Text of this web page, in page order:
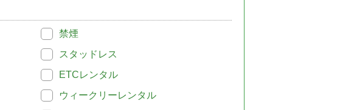
禁煙
スタッドレス
ETCレンタル
ウィークリーレンタル